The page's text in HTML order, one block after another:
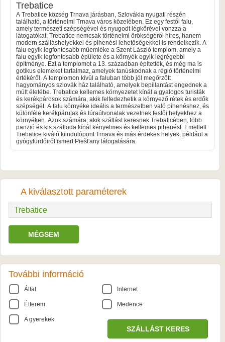
Trebatice
A Trebatice község Trnava járásban, Szlovákia nyugati részén
található, a történelmi Trnava város közelében. Ez egy festői falu,
amely természeti szépségével és nyugodt légkörével vonzza a
látogatókat. Trebatice nemcsak történelmi örökségéről híres, hanem
modern szálláshelyekkel és pihenési lehetőségekkel is rendelkezik. A
falu egyik legfontosabb műemléke a Szent László templom, amely a
falu egyik legfontosabb épülete és a környék egyik legrégebbi
építménye. Ezt a templomot a 13. században építették, és még ma is
gotikus elemeket tartalmaz, amelyek tanúskodnak a régió történelmi
értékéről. A templomon kívül a faluban több jól megőrzött
hagyományos szlovák ház található, amelyek bepillantást engednek a
múlt életébe. Trebatice kellemes környezetet kínál a gyalogos turisták
és kerékpárosok számára, akik felfedezhetik a környező rétek és erdők
szépségét. A falu környéke ideális a természetben való pihenéshez, és
különféle kerékpárutak és túraútvonalak vezetnek festői helyekhez a
környéken. Azok számára, akik szállást keresnek Trebaticében, több
panzió és kis szálloda kínál kényelmes és kellemes pihenést. Emellett
Trebatice kiváló kiindulópont Trnava és más érdekes helyek, például a
gyógyfürdőiről ismert Piešťany látogatására.
A kiválasztott paraméterek
Trebatice
MÉGSEM
További információ
Állat Internet
Étterem Medence
A gyerekek